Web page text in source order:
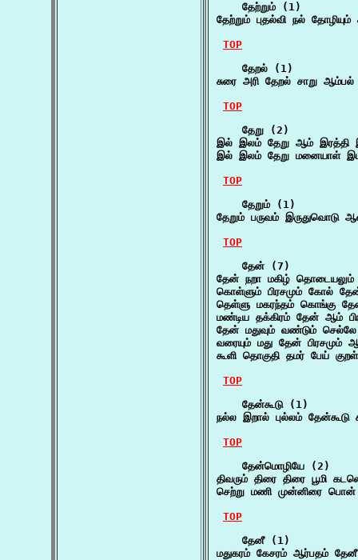
    தேற்றும் (1)
தேற்றும் புதல்வி நல்
TOP
    தேறல் (1)
சுரை அரி தேறல் சாறு
TOP
    தேறு (2)
இல் இலம் தேறு ஆம்
இல் இலம் தேறு மனையாள்
TOP
    தேறும் (1)
தேறும் பருவம் இருதுவொடு
TOP
    தேன் (7)
தேன் நறா மகிழ் தொடையலும்
கொள்ளும் பிரசமும் கோல்
தெள்ளு மகரந்தம் கொங்கு
மண்டிய தக்கிரம் தேன் ஆம்
தேன் மதுவும் வண்டும்
வரையும் மது தேன்
கூளி தொகுதி தமர் பேய்
TOP
    தேன்கூடு (1)
நல்ல இறால் புல்லம்
TOP
    தேன்மொழியே (2)
திவரும் திரை திரை பூமி
செற்று மணி முன்னிரை
TOP
    தேனீ (1)
மதுகரம் கேசரம் ஆர்பதம்